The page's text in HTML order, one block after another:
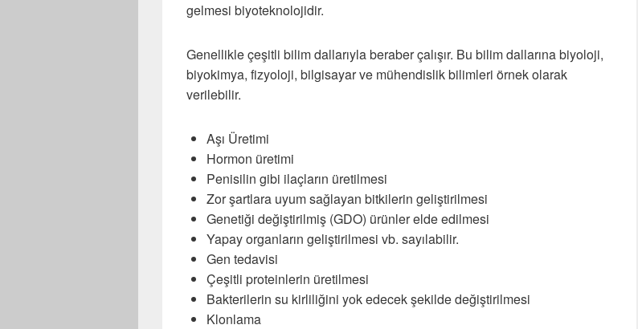
gelmesi biyoteknolojidir.
Genellikle çeşitli bilim dallarıyla beraber çalışır. Bu bilim dallarına biyoloji,
biyokimya, fizyoloji, bilgisayar ve mühendislik bilimleri örnek olarak
verilebilir.
Aşı Üretimi
Hormon üretimi
Penisilin gibi ilaçların üretilmesi
Zor şartlara uyum sağlayan bitkilerin geliştirilmesi
Genetiği değiştirilmiş (GDO) ürünler elde edilmesi
Yapay organların geliştirilmesi vb. sayılabilir.
Gen tedavisi
Çeşitli proteinlerin üretilmesi
Bakterilerin su kirliliğini yok edecek şekilde değiştirilmesi
Klonlama